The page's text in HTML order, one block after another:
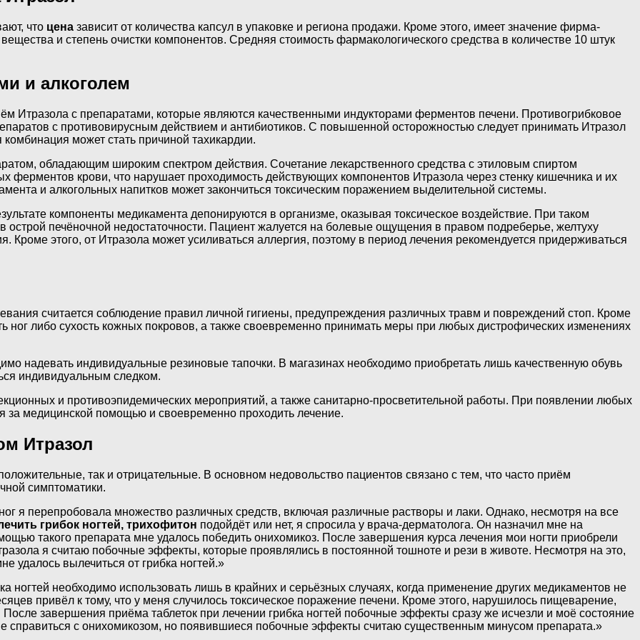
что цена зависит от количества капсул в упаковке и региона продажи. Кроме этого, имеет значение фирма-
и степень очистки компонентов. Средняя стоимость фармакологического средства в количестве 10 штук
и алкоголем
Итразола с препаратами, которые являются качественными индукторами ферментов печени. Противогрибковое
с противовирусным действием и антибиотиков. С повышенной осторожностью следует принимать Итразол
может стать причиной тахикардии.
обладающим широким спектром действия. Сочетание лекарственного средства с этиловым спиртом
ферментов крови, что нарушает проходимость действующих компонентов Итразола через стенку кишечника и их
и алкогольных напитков может закончиться токсическим поражением выделительной системы.
компоненты медикамента депонируются в организме, оказывая токсическое воздействие. При таком
острой печёночной недостаточности. Пациент жалуется на болевые ощущения в правом подреберье, желтуху
Кроме этого, от Итразола может усиливаться аллергия, поэтому в период лечения рекомендуется придерживаться
считается соблюдение правил личной гигиены, предупреждения различных травм и повреждений стоп. Кроме
ног либо сухость кожных покровов, а также своевременно принимать меры при любых дистрофических изменениях
надевать индивидуальные резиновые тапочки. В магазинах необходимо приобретать лишь качественную обувь
индивидуальным следком.
и противоэпидемических мероприятий, а также санитарно-просветительной работы. При появлении любых
за медицинской помощью и своевременно проходить лечение.
Итразол
так и отрицательные. В основном недовольство пациентов связано с тем, что часто приём
симптоматики.
я перепробовала множество различных средств, включая различные растворы и лаки. Однако, несмотря на все
грибок ногтей, трихофитон подойдёт или нет, я спросила у врача-дерматолога. Он назначил мне на
такого препарата мне удалось победить онихомикоз. После завершения курса лечения мои ногти приобрели
я считаю побочные эффекты, которые проявлялись в постоянной тошноте и рези в животе. Несмотря на это,
удалось вылечиться от грибка ногтей.»
ногтей необходимо использовать лишь в крайних и серьёзных случаях, когда применение других медикаментов не
привёл к тому, что у меня случилось токсическое поражение печени. Кроме этого, нарушилось пищеварение,
завершения приёма таблеток при лечении грибка ногтей побочные эффекты сразу же исчезли и моё состояние
справиться с онихомикозом, но появившиеся побочные эффекты считаю существенным минусом препарата.»